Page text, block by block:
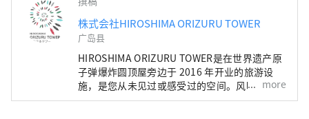
株式会社HIROSHIMA ORIZURU TOWER
广岛县
HIROSHIMA ORIZURU TOWER是在世界遗产原
子弹爆炸圆顶屋旁边于 2016 年开业的旅游设
施，是您从未见过或感受过的空间。风吹过屋顶
的展望台，可以看到和平纪念公园、原子弹爆炸
more